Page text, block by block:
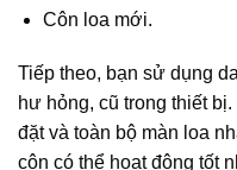
Côn loa mới.
Tiếp theo, bạn sử dụng
hư hỏng, cũ trong thiết
đặt và toàn bộ màn loa
côn có thể hoạt động tốt